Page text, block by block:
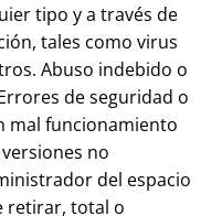
tipo y a través de
tales como virus
Abuso indebido o
de seguridad o
mal funcionamiento
no
del espacio
retirar, total o